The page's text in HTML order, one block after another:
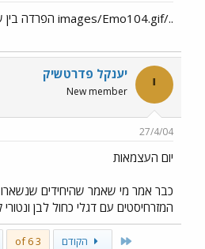
../images/Emo104.gif הפרדה בין שרשורים
י יענקל פדרטשיק
New member
27/4/04
יום העצמאות
כבר אמר מי שאמר שהיחידים
המזרחיסטים עם דגלי כחול לבן
First הקודם 3 of 6